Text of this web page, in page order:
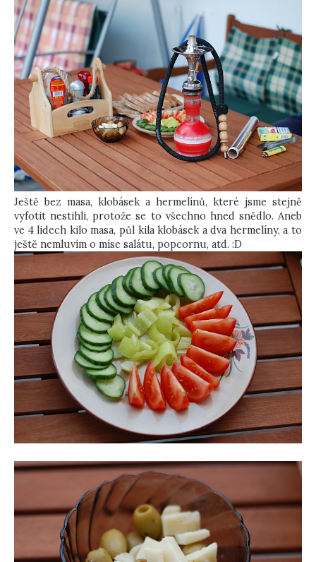
Ještě bez masa, klobásek a hermelínů, které jsme stejně
vyfotit nestihli, protože se to všechno hned snědlo. Aneb
ve 4 lidech kilo masa, půl kila klobásek a dva hermelíny, a to
ještě nemluvím o míse salátu, popcornu, atd. :D